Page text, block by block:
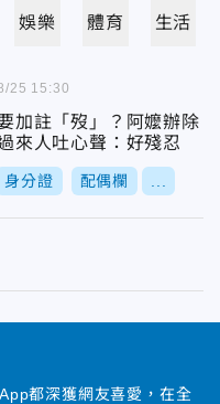
娛樂 體育 生活
加註「歿」？阿嬤辦除
來人吐心聲：好殘忍
身分證 配偶欄
25 15:30
都深獲網友喜愛，在全